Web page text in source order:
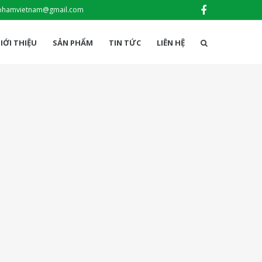
THIỆU SẢN PHẨM TIN TỨC LIÊN HỆ